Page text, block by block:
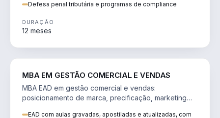
Defesa penal tributária e programas de compliance
DURAÇÃO
12 meses
MBA EM GESTÃO COMERCIAL E VENDAS
MBA EAD em gestão comercial e vendas:
posicionamento de marca, precificação, marketing
EAD com aulas gravadas, apostiladas e atualizadas, com